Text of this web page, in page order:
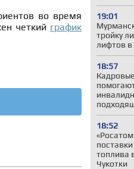
19:01
тройку
лифтов
18:57
18:52
топлива
Чукотки
во время
четкий график